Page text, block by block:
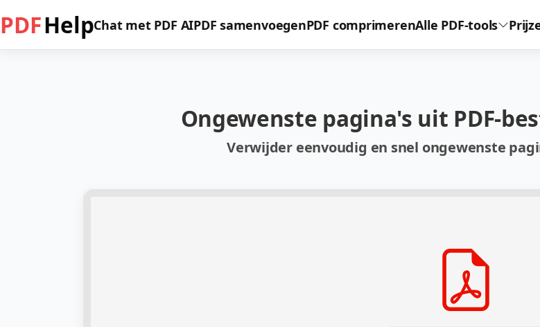
PDFHelpChat met PDF AIPDF samenvoegenPDF comprimerenAlle PDF-tools
Ongewenste pagina's uit PDF-
Verwijder eenvoudig en snel ongewenste